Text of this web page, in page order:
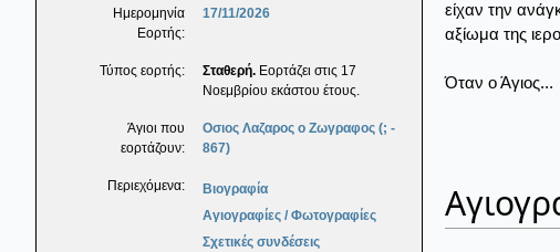
Ημερομηνία
Εορτής:
17/11/2026
Τύπος εορτής: Σταθερή. Εορτάζει στις 17
Νοεμβρίου εκάστου έτους.
Άγιοι που
εορτάζουν:
Οσιος Λαζαρος ο Ζωγραφος (; -
867)
Περιεχόμενα:
Βιογραφία
Αγιογραφίες / Φωτογραφίες
Σχετικές συνδέσεις
είχαν την
αξίωμα της
Όταν ο Άγιος...